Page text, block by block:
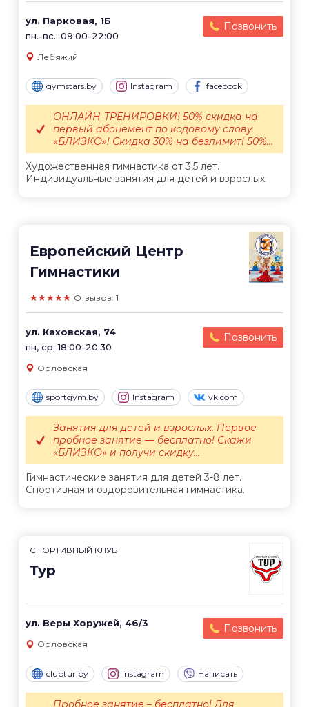
ул. Парковая, 1Б
пн.-вс.: 09:00-22:00
Позвонить
Лебяжий
gymstars.by Instagram facebook
Художественная гимнастика от 3,5 лет.
Индивидуальные занятия для детей и взрослых.
ОНЛАЙН-ТРЕНИРОВКИ! 50% скидка на
первый абонемент по кодовому слову
«БЛИЗКО»! Скидка 30% на безлимит! 50%...
Европейский Центр
Гимнастики
★★★★★ Отзывов: 1
ул. Каховская, 74
пн, ср: 18:00-20:30
Позвонить
Орловская
sportgym.by Instagram vk.com
Гимнастические занятия для детей 3-8 лет.
Спортивная и оздоровительная гимнастика.
Занятия для детей и взрослых. Первое
пробное занятие — бесплатно! Скажи
«БЛИЗКО» и получи скидку...
СПОРТИВНЫЙ КЛУБ
Тур
ул. Веры Хоружей, 46/3 Позвонить
Орловская
clubtur.by Instagram Написать
Пробное занятие – бесплатно! Для